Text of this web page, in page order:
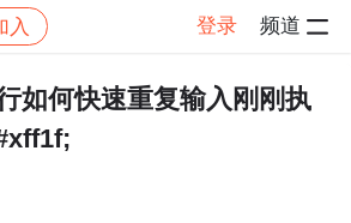
入 登录 频道
帖子详情
如何快速重复输入刚刚执